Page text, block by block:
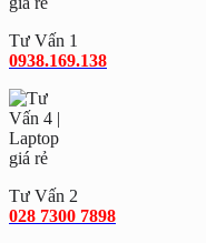
Tư Vấn 1
0938.169.138
Tư Vấn 2
028 7300 7898